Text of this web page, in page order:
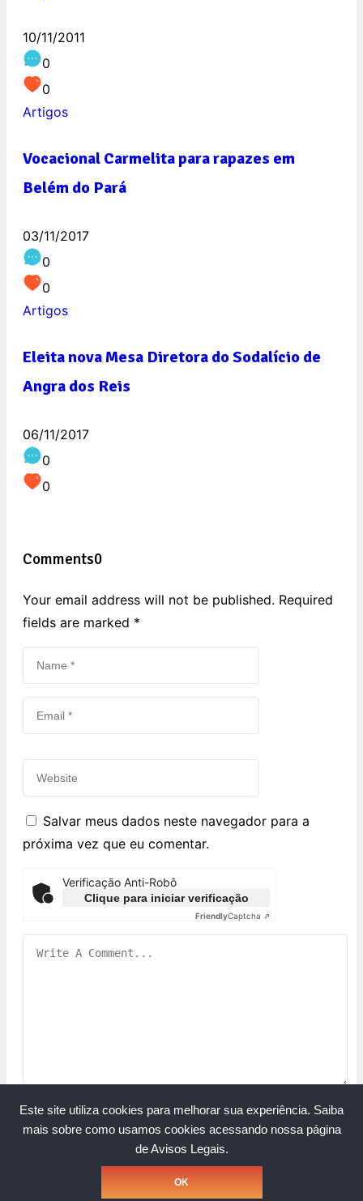
Este site utiliza cookies para melhorar sua experiência. Saiba
mais sobre como usamos cookies acessando nossa página
de Avisos Legais.
OK
10/11/2011
0
0
Artigos
Vocacional Carmelita para rapazes em
Belém do Pará
03/11/2017
0
0
Artigos
Eleita nova Mesa Diretora do Sodalício de
Angra dos Reis
06/11/2017
0
0
Comments0
Your email address will not be published. Required
fields are marked *
Salvar meus dados neste navegador para a
próxima vez que eu comentar.
Verificação Anti-Robô
Clique para iniciar verificação
FriendlyCaptcha ⇗